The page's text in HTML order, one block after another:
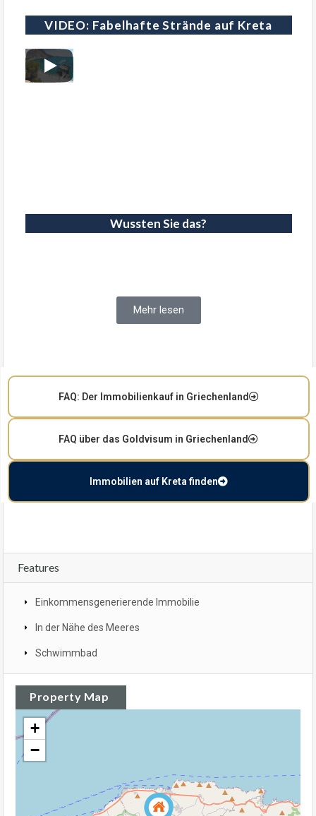
VIDEO: Fabelhafte Strände auf Kreta
Wussten Sie das?
Mehr lesen
FAQ: Der Immobilienkauf in Griechenland
FAQ über das Goldvisum in Griechenland
Immobilien auf Kreta finden
Features
Einkommensgenerierende Immobilie
In der Nähe des Meeres
Schwimmbad
Property Map
+
−